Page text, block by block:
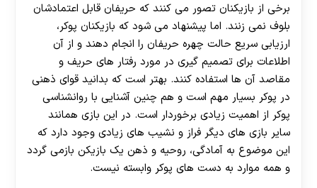
برخی از بازیکنان تصور می کنند که حریفان قابل اعتمادشان
بلوف نمی زنند. اما پیشنهاد می شود که بازیکنان پوکر،
ارزیابی سریع حالت چهره حریفان را انجام دهند و از آن
اطلاعات برای تصمیم گیری در مورد رفتار های حریف و
مقاصد آن ها استفاده کنند. بهتر است که بدانید قوای ذهنی
در پوکر بسیار مهم است و هم چنین آشنایی با روانشناسی
پوکر از اهمیت زیادی برخوردار است. در این بازی همانند
سایر بازی‌ های دیگر فراز و نشیب‌ های زیادی وجود دارد که
این موضوع به آمادگی، روحیه و ذهن یک بازیکن بازمی‌ گردد
و همه موارد به دست‌ های پوکر وابسته نیست.